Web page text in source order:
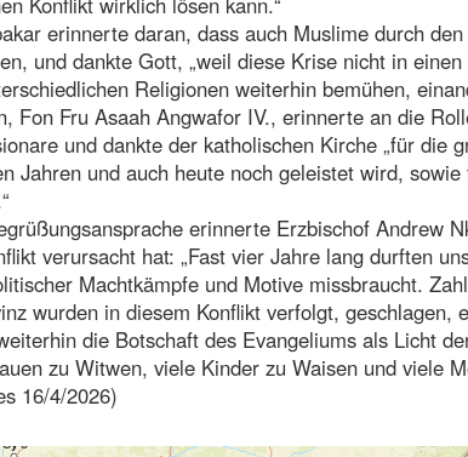
erinnerte daran, dass auch Muslime durch
und dankte Gott, „weil diese Krise nicht in
Religionen weiterhin bemühen,
Fon Fru Asaah Angwafor IV., erinnerte an die
und dankte der katholischen Kirche „für die
Jahren und auch heute noch geleistet wird,
erinnerte Erzbischof Andrew
verursacht hat: „Fast vier Jahre lang durften
Machtkämpfe und Motive missbraucht.
wurden in diesem Konflikt verfolgt,
die Botschaft des Evangeliums als Licht
zu Witwen, viele Kinder zu Waisen und viele
16/4/2026)